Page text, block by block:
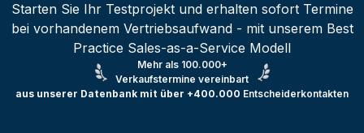
Starten Sie Ihr Testprojekt und erhalten sofort Termine
bei vorhandenem Vertriebsaufwand - mit unserem Best
Practice Sales-as-a-Service Modell
Mehr als 100.000+
Verkaufstermine vereinbart
aus unserer Datenbank mit über +400.000 Entscheiderkontakten